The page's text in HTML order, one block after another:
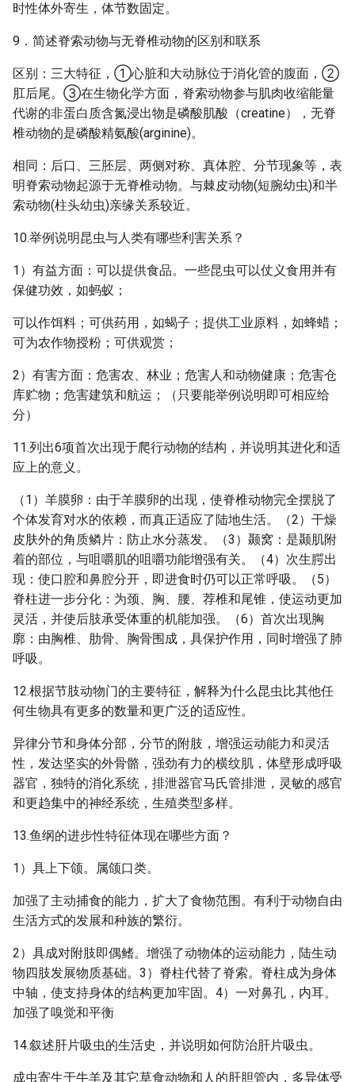
时性体外寄生，体节数固定。
9．简述脊索动物与无脊椎动物的区别和联系
区别：三大特征，①心脏和大动脉位于消化管的腹面，②
肛后尾。③在生物化学方面，脊索动物参与肌肉收缩能量
代谢的非蛋白质含氮浸出物是磷酸肌酸（creatine），无脊
椎动物的是磷酸精氨酸(arginine)。
相同：后口、三胚层、两侧对称、真体腔、分节现象等，表
明脊索动物起源于无脊椎动物。与棘皮动物(短腕幼虫)和半
索动物(柱头幼虫)亲缘关系较近。
10.举例说明昆虫与人类有哪些利害关系？
1）有益方面：可以提供食品。一些昆虫可以仗义食用并有
保健功效，如蚂蚁；
可以作饵料；可供药用，如蝎子；提供工业原料，如蜂蜡；
可为农作物授粉；可供观赏；
2）有害方面：危害农、林业；危害人和动物健康；危害仓
库贮物；危害建筑和航运；（只要能举例说明即可相应给
分）
11.列出6项首次出现于爬行动物的结构，并说明其进化和适
应上的意义。
（1）羊膜卵：由于羊膜卵的出现，使脊椎动物完全摆脱了
个体发育对水的依赖，而真正适应了陆地生活。（2）干燥
皮肤外的角质鳞片：防止水分蒸发。（3）颞窝：是颞肌附
着的部位，与咀嚼肌的咀嚼功能增强有关。（4）次生腭出
现：使口腔和鼻腔分开，即进食时仍可以正常呼吸。（5）
脊柱进一步分化：为颈、胸、腰、荐椎和尾锥，使运动更加
灵活，并使后肢承受体重的机能加强。（6）首次出现胸
廓：由胸椎、肋骨、胸骨围成，具保护作用，同时增强了肺
呼吸。
12.根据节肢动物门的主要特征，解释为什么昆虫比其他任
何生物具有更多的数量和更广泛的适应性。
异律分节和身体分部，分节的附肢，增强运动能力和灵活
性，发达坚实的外骨骼，强劲有力的横纹肌，体壁形成呼吸
器官，独特的消化系统，排泄器官马氏管排泄，灵敏的感官
和更趋集中的神经系统，生殖类型多样。
13.鱼纲的进步性特征体现在哪些方面？
1）具上下颌。属颌口类。
加强了主动捕食的能力，扩大了食物范围。有利于动物自由
生活方式的发展和种族的繁衍。
2）具成对附肢即偶鳍。增强了动物体的运动能力，陆生动
物四肢发展物质基础。3）脊柱代替了脊索。脊柱成为身体
中轴，使支持身体的结构更加牢固。4）一对鼻孔，内耳。
加强了嗅觉和平衡
14.叙述肝片吸虫的生活史，并说明如何防治肝片吸虫。
成虫寄生于牛羊及其它草食动物和人的肝胆管内，多异体受